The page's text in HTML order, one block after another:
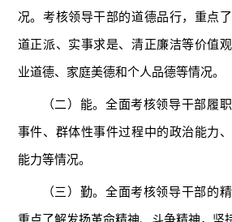
况。考核领导干部的道德品行，重点
道正派、实事求是、清正廉洁等价值
业道德、家庭美德和个人品德等情况。
（二）能。全面考核领导干部履
事件、群体性事件过程中的政治能力
能力等情况。
（三）勤。全面考核领导干部的
重点了解发扬革命精神、斗争精神，坚